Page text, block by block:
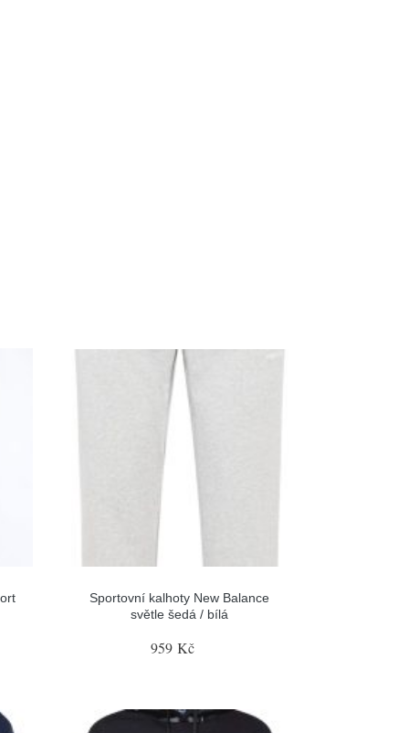
Sportovní kalhoty New Balance
světle šedá / bílá
959 Kč